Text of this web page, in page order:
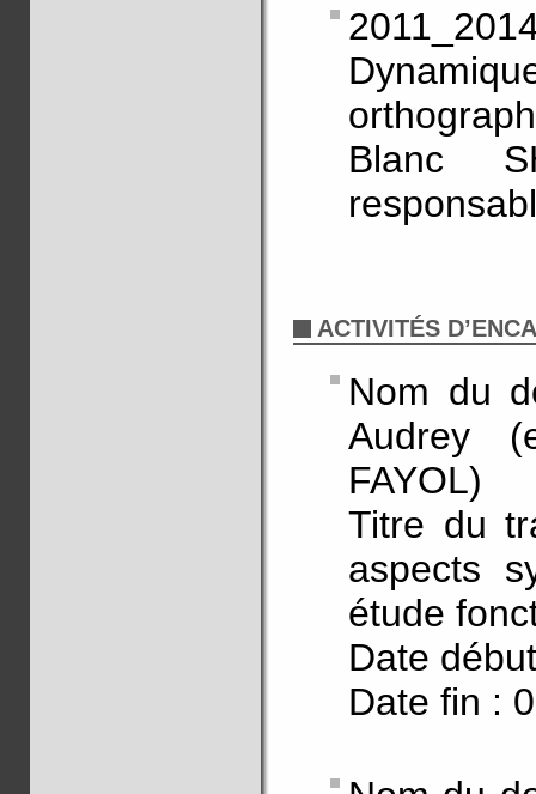
Blanc
ACTIVITÉS
Nom du
Audrey
FAYOL)
Titre du
aspects
étude
Date
Date fin :